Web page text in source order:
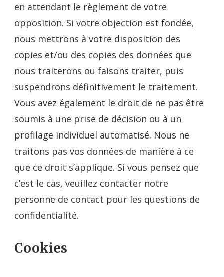
en attendant le règlement de votre
opposition. Si votre objection est fondée,
nous mettrons à votre disposition des
copies et/ou des copies des données que
nous traiterons ou faisons traiter, puis
suspendrons définitivement le traitement.
Vous avez également le droit de ne pas être
soumis à une prise de décision ou à un
profilage individuel automatisé. Nous ne
traitons pas vos données de manière à ce
que ce droit s’applique. Si vous pensez que
c’est le cas, veuillez contacter notre
personne de contact pour les questions de
confidentialité.
Cookies